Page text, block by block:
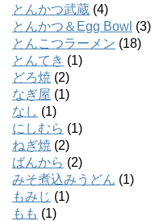
とんかつ武蔵 (4)
とんかつ＆Egg Bowl (3)
とんこつラーメン (18)
とんてき (1)
どろ焼 (2)
なぎ屋 (1)
なし (1)
にしむら (1)
ねぎ焼 (2)
ばんから (2)
みそ煮込みうどん (1)
もみじ (1)
もも (1)